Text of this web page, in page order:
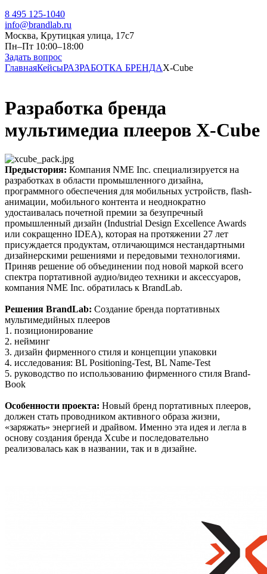
8 495 125-1040
info@brandlab.ru
Москва, Крутицкая улица, 17с7
Пн–Пт 10:00–18:00
Задать вопрос
ГлавнаяКейсыРАЗРАБОТКА БРЕНДАX-Cube
Разработка бренда
мультимедиа плееров X-Cube
Предыстория: Компания NME Inc. специализируется на
разработках в области промышленного дизайна,
программного обеспечения для мобильных устройств, flash-
анимации, мобильного контента и неоднократно
удостаивалась почетной премии за безупречный
промышленный дизайн (Industrial Design Excellence Awards
или сокращенно IDEA), которая на протяжении 27 лет
присуждается продуктам, отличающимся нестандартными
дизайнерскими решениями и передовыми технологиями.
Приняв решение об объединении под новой маркой всего
спектра портативной аудио/видео техники и аксессуаров,
компания NME Inc. обратилась к BrandLab.
Решения BrandLab: Создание бренда портативных
мультимедийных плееров
1. позиционирование
2. нейминг
3. дизайн фирменного стиля и концепции упаковки
4. исследования: BL Positioning-Test, BL Name-Test
5. руководство по использованию фирменного стиля Brand-
Book
Особенности проекта: Новый бренд портативных плееров,
должен стать проводником активного образа жизни,
«заряжать» энергией и драйвом. Именно эта идея и легла в
основу создания бренда Xcube и последовательно
реализовалась как в названии, так и в дизайне.